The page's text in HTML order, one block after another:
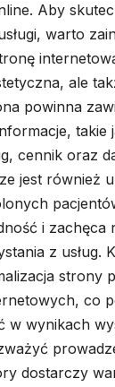
Aby
warto
ale
powinna
takie
cennik oraz
jest również
i zachęca
z usług.
strony
co
w wynikach
dostarczy